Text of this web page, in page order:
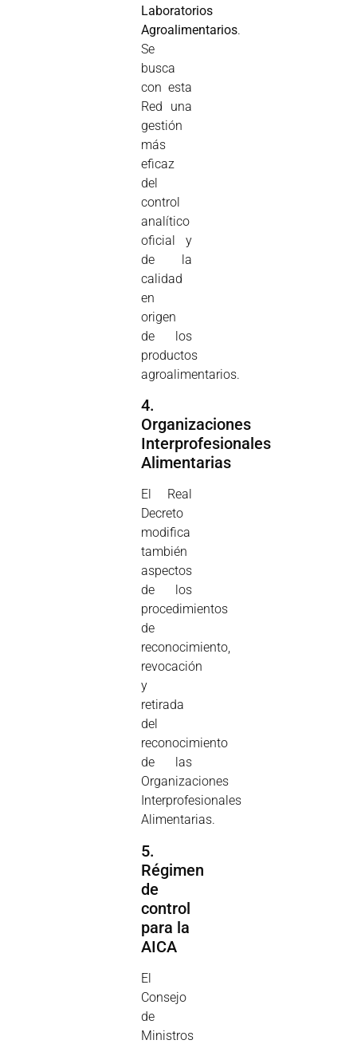
Laboratorios
Agroalimentarios.
Se
busca
con esta
Red una
gestión
más
eficaz
del
control
analítico
oficial y
de la
calidad
en
origen
de los
productos
agroalimentarios.
4.
Organizaciones
Interprofesionales
Alimentarias
El Real
Decreto
modifica
también
aspectos
de los
procedimientos
de
reconocimiento,
revocación
y
retirada
del
reconocimiento
de las
Organizaciones
Interprofesionales
Alimentarias.
5.
Régimen
de
control
para la
AICA
El
Consejo
de
Ministros